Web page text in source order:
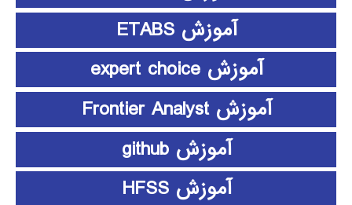
آموزش ETABS
آموزش expert choice
آموزش Frontier Analyst
آموزش github
آموزش HFSS